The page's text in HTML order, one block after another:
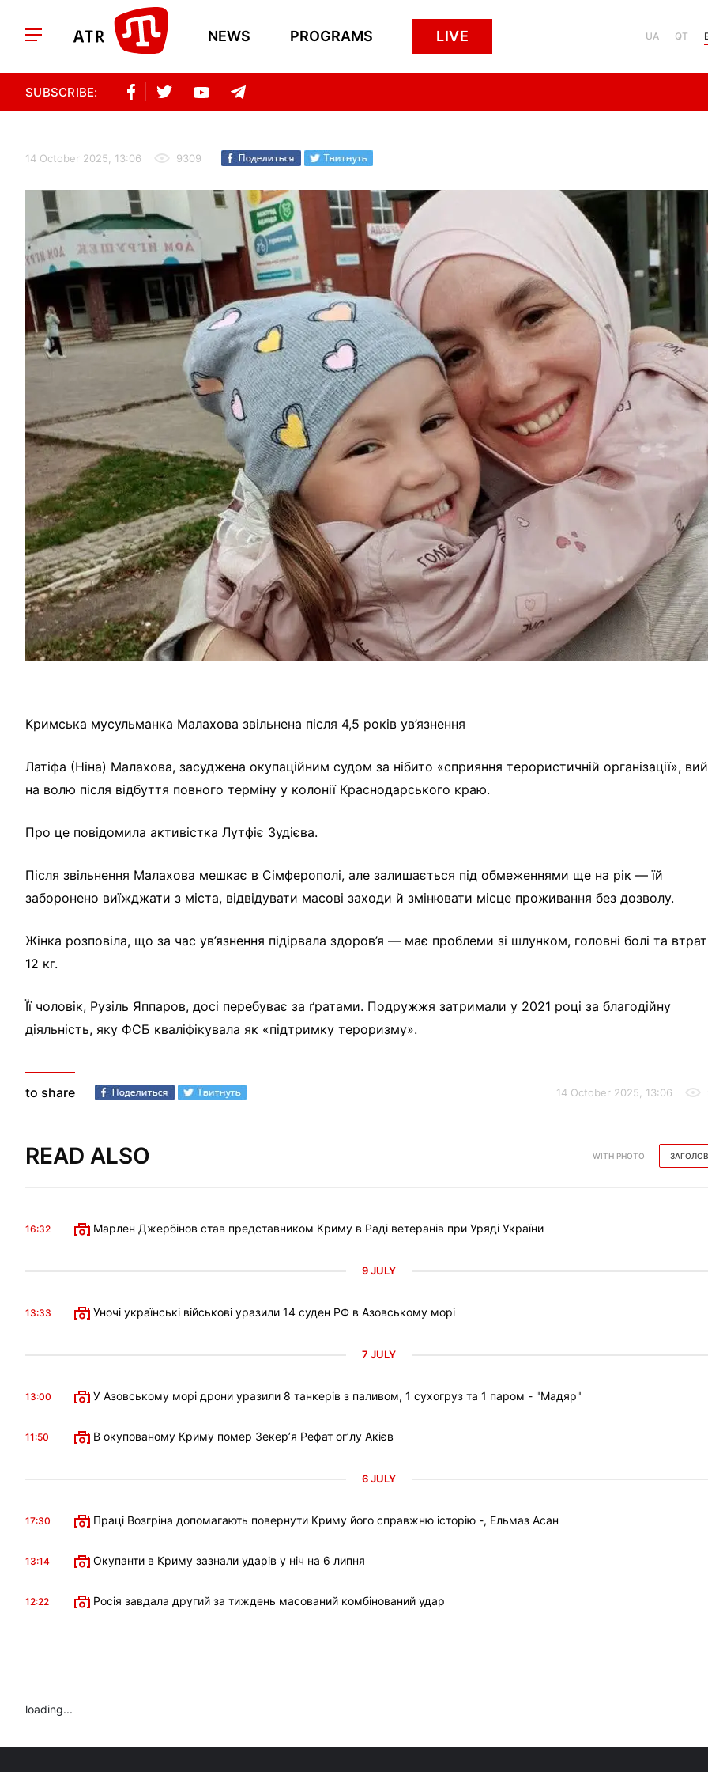
NEWS PROGRAMS LIVE UA QT
SUBSCRIBE:
14 October 2025, 13:06 9309
Кримська мусульманка Малахова звільнена після 4,5 років ув’язнення
Латіфа (Ніна) Малахова, засуджена окупаційним судом за нібито «сприяння терористичній організації»,
на волю після відбуття повного терміну у колонії Краснодарського краю.
Про це повідомила активістка Лутфіє Зудієва.
Після звільнення Малахова мешкає в Сімферополі, але залишається під обмеженнями ще на рік — їй
заборонено виїжджати з міста, відвідувати масові заходи й змінювати місце проживання без дозволу.
Жінка розповіла, що за час ув’язнення підірвала здоров’я — має проблеми зі шлунком, головні болі та
12 кг.
Її чоловік, Рузіль Яппаров, досі перебуває за ґратами. Подружжя затримали у 2021 році за благодійну
діяльність, яку ФСБ кваліфікувала як «підтримку тероризму».
to share 14 October 2025, 13:06
READ ALSO WITH PHOTO
16:32 Марлен Джербінов став представником Криму в Раді ветеранів при Уряді України
9 JULY
13:33 Уночі українські військові уразили 14 суден РФ в Азовському морі
7 JULY
13:00 У Азовському морі дрони уразили 8 танкерів з паливом, 1 сухогруз та 1 паром - "Мадяр"
11:50 В окупованому Криму помер Зекерʼя Рефат огʼлу Акієв
6 JULY
17:30 Праці Возгріна допомагають повернути Криму його справжню історію -, Ельмаз Асан
13:14 Окупанти в Криму зазнали ударів у ніч на 6 липня
12:22 Росія завдала другий за тиждень масований комбінований удар
loading...